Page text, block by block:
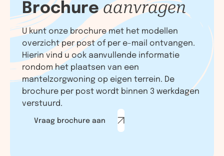
Brochureaanvragen
U kunt onze brochure met het modellen
overzicht per post of per e-mail ontvangen.
Hierin vind u ook aanvullende informatie
rondom het plaatsen van een
mantelzorgwoning op eigen terrein. De
brochure per post wordt binnen 3 werkdagen
verstuurd.
Vraag brochure aan